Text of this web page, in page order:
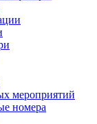
мероприятий
номера